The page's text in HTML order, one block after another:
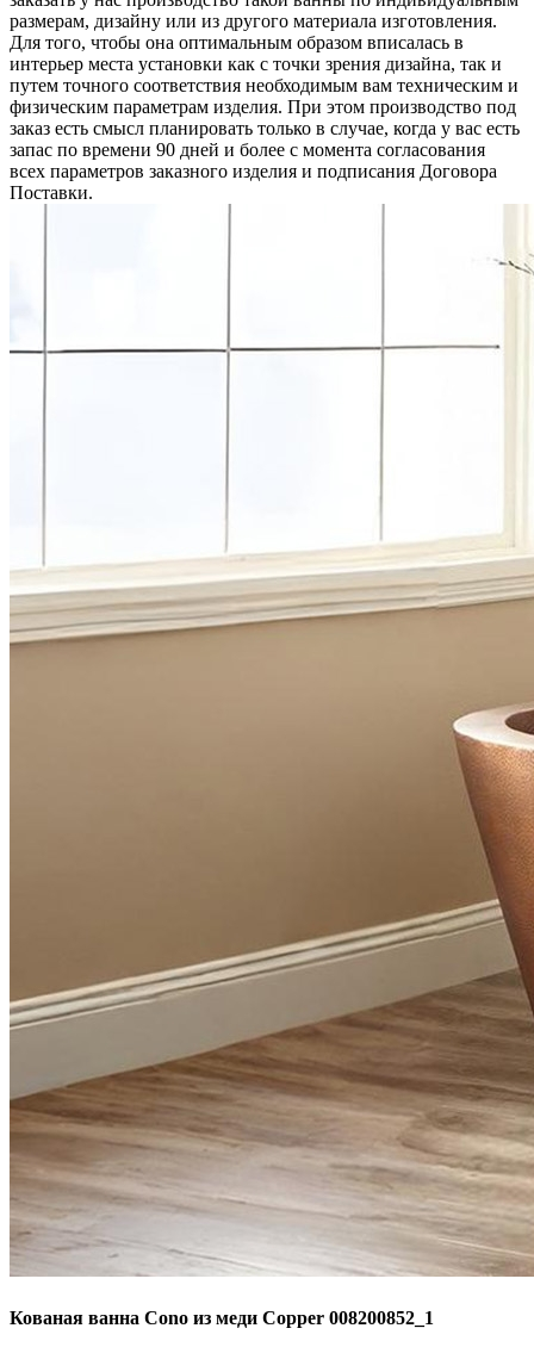
размерам, дизайну или из другого материала изготовления.
Для того, чтобы она оптимальным образом вписалась в
интерьер места установки как с точки зрения дизайна, так и
путем точного соответствия необходимым вам техническим и
физическим параметрам изделия. При этом производство под
заказ есть смысл планировать только в случае, когда у вас есть
запас по времени 90 дней и более с момента согласования
всех параметров заказного изделия и подписания Договора
Поставки.
Кованая ванна Cono из меди Copper 008200852_1